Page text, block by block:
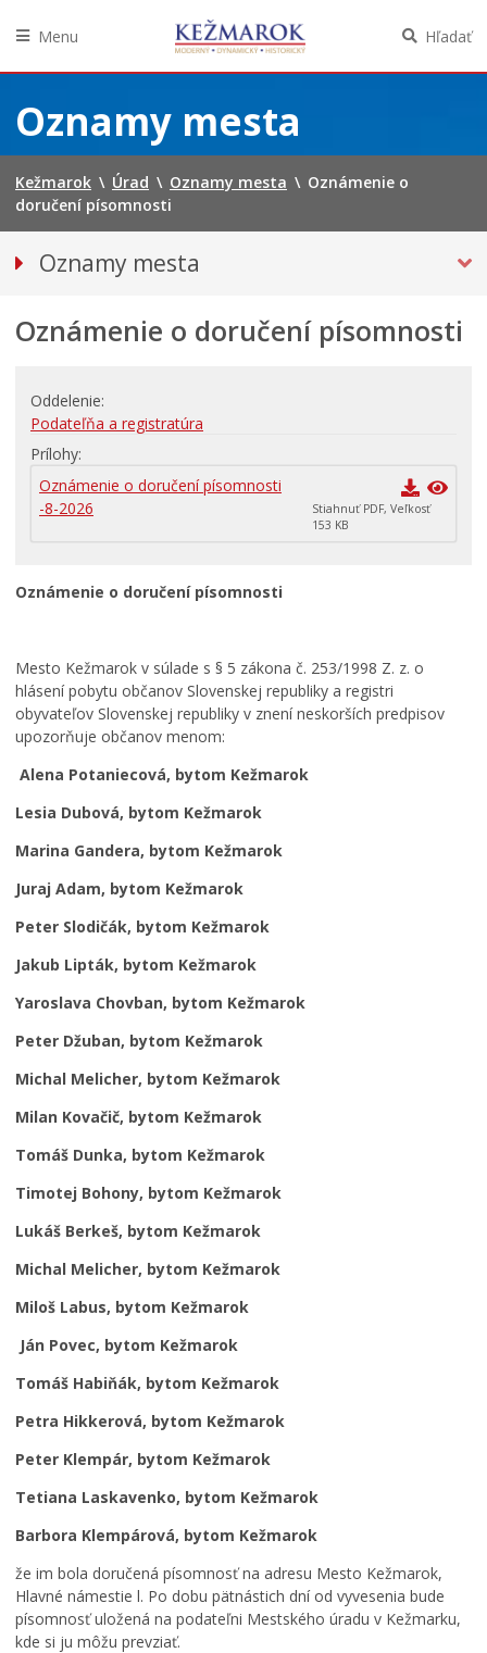
obsah
Menu Hľadať
Oznamy mesta
Kežmarok \ Úrad \ Oznamy mesta \ Oznámenie o
doručení písomnosti
Oznamy mesta
Bezpečnosť
Doprava, údržba komunikácií
Financie
Kultúra, šport a propagácia
Primátor informuje
Stavby, prenájmy a pozemky
Životné prostredie a odpady
Oznámenie o doručení písomnosti
Oddelenie
Podateľňa a registratúra
Prílohy
Oznámenie o doručení písomnosti
-8-2026
Stiahnuť PDF, Veľkosť
153 KB
Oznámenie o doručení písomnosti
Mesto Kežmarok v súlade s § 5 zákona č. 253/1998 Z. z. o
hlásení pobytu občanov Slovenskej republiky a registri
obyvateľov Slovenskej republiky v znení neskorších predpisov
upozorňuje občanov menom:
Alena Potaniecová, bytom Kežmarok
Lesia Dubová, bytom Kežmarok
Marina Gandera, bytom Kežmarok
Juraj Adam, bytom Kežmarok
Peter Slodičák, bytom Kežmarok
Jakub Lipták, bytom Kežmarok
Yaroslava Chovban, bytom Kežmarok
Peter Džuban, bytom Kežmarok
Michal Melicher, bytom Kežmarok
Milan Kovačič, bytom Kežmarok
Tomáš Dunka, bytom Kežmarok
Timotej Bohony, bytom Kežmarok
Lukáš Berkeš, bytom Kežmarok
Michal Melicher, bytom Kežmarok
Miloš Labus, bytom Kežmarok
Ján Povec, bytom Kežmarok
Tomáš Habiňák, bytom Kežmarok
Petra Hikkerová, bytom Kežmarok
Peter Klempár, bytom Kežmarok
Tetiana Laskavenko, bytom Kežmarok
Barbora Klempárová, bytom Kežmarok
že im bola doručená písomnosť na adresu Mesto Kežmarok,
Hlavné námestie l. Po dobu pätnástich dní od vyvesenia bude
písomnosť uložená na podateľni Mestského úradu v Kežmarku,
kde si ju môžu prevziať.